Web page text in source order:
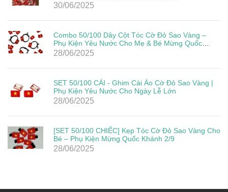
30/06/2025
Combo 50/100 Dây Cột Tóc Cờ Đỏ Sao Vàng –
Phụ Kiện Yêu Nước Cho Mẹ & Bé Mừng Quốc
Khánh 2/9
28/06/2025
SET 50/100 CÁI - Ghim Cài Áo Cờ Đỏ Sao Vàng |
Phụ Kiện Yêu Nước Cho Ngày Lễ Lớn
28/06/2025
[SET 50/100 CHIẾC] Kẹp Tóc Cờ Đỏ Sao Vàng Cho
Bé – Phụ Kiện Mừng Quốc Khánh 2/9
28/06/2025